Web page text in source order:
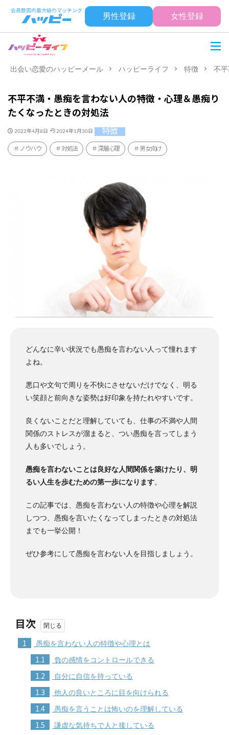
男性登録 女性登録
出会い恋愛のハッピーメール ハッピーライフ 特徴 不
不平不満・愚痴を言わない人の特徴・心理＆愚痴り
たくなったときの対処法
2022年4月8日 2024年1月30日 特徴
ノウハウ 対処法 深層心理 男女向け
どんなに辛い状況でも愚痴を言わない人って憧れます
よね。
悪口や文句で周りを不快にさせないだけでなく、明る
い笑顔と前向きな姿勢は好印象を持たれやすいです。
良くないことだと理解していても、仕事の不満や人間
関係のストレスが溜まると、つい愚痴を言ってしまう
人も多いでしょう。
愚痴を言わないことは良好な人間関係を築けたり、明
るい人生を歩むための第一歩になります。
この記事では、愚痴を言わない人の特徴や心理を解説
しつつ、愚痴を言いたくなってしまったときの対処法
までも一挙公開！
ぜひ参考にして愚痴を言わない人を目指しましょう。
目次
1 愚痴を言わない人の特徴や心理とは
1.1 負の感情をコントロールできる
1.2 自分に自信を持っている
1.3 他人の良いところに目を向けられる
1.4 愚痴を言うことは怖いのを理解している
1.5 謙虚な気持ちで人と接している